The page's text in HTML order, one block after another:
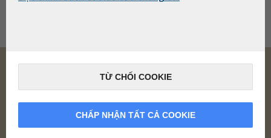
Pharma Nord phát triển, sản xuất và tiếp thị các chất bổ
sung chế độ ăn uống, thuốc thảo dược và thuốc đã được ghi
nhận lâm sàng dựa trên tài liệu, an toàn và khả dụng sinh
TỪ CHỐI COOKIE
CHẤP NHẬN TẤT CẢ COOKIE